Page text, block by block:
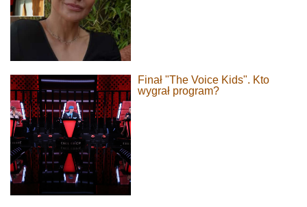
Finał "The Voice Kids". Kto
wygrał program?